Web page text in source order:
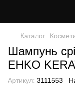
Каталог
Шампунь
EHKO
Артикул: 3111553